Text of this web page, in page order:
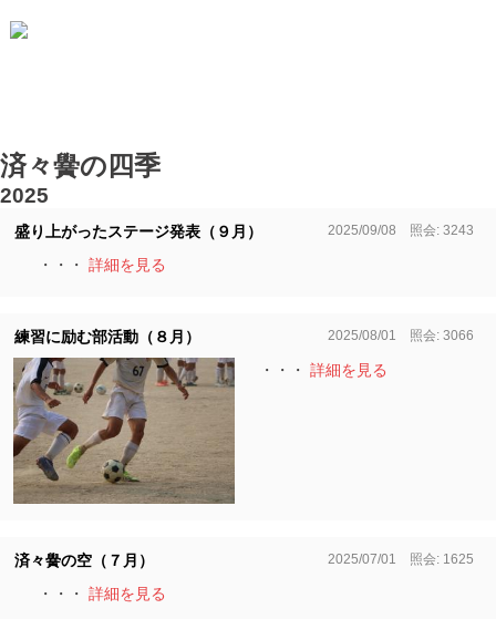
済々黌の四季
2025
盛り上がったステージ発表（９月） 2025/09/08 照会: 3243
・・・ 詳細を見る
練習に励む部活動（８月） 2025/08/01 照会: 3066
・・・ 詳細を見る
済々黌の空（７月） 2025/07/01 照会: 1625
・・・ 詳細を見る